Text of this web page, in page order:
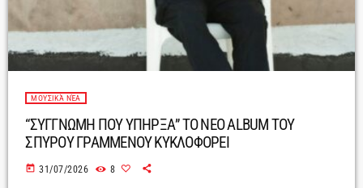
ΜΟΥΣΙΚΆ ΝΈΑ
“ΣΥΓΓΝΩΜΗ ΠΟΥ ΥΠΗΡΞΑ” ΤΟ ΝΕΟ ALBUM ΤΟΥ
ΣΠΥΡΟΥ ΓΡΑΜΜΕΝΟΥ ΚΥΚΛΟΦΟΡΕΙ
today 31/07/2026 8